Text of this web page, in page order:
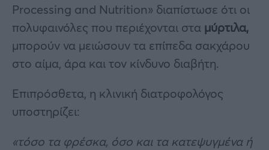
Processing and Nutrition» διαπίστωσε ότι οι
πολυφαινόλες που περιέχονται στα μύρτιλα,
μπορούν να μειώσουν τα επίπεδα σακχάρου
στο αίμα, άρα και τον κίνδυνο διαβήτη.
Επιπρόσθετα, η κλινική διατροφολόγος
υποστηρίζει:
«τόσο τα φρέσκα, όσο και τα κατεψυγμένα ή